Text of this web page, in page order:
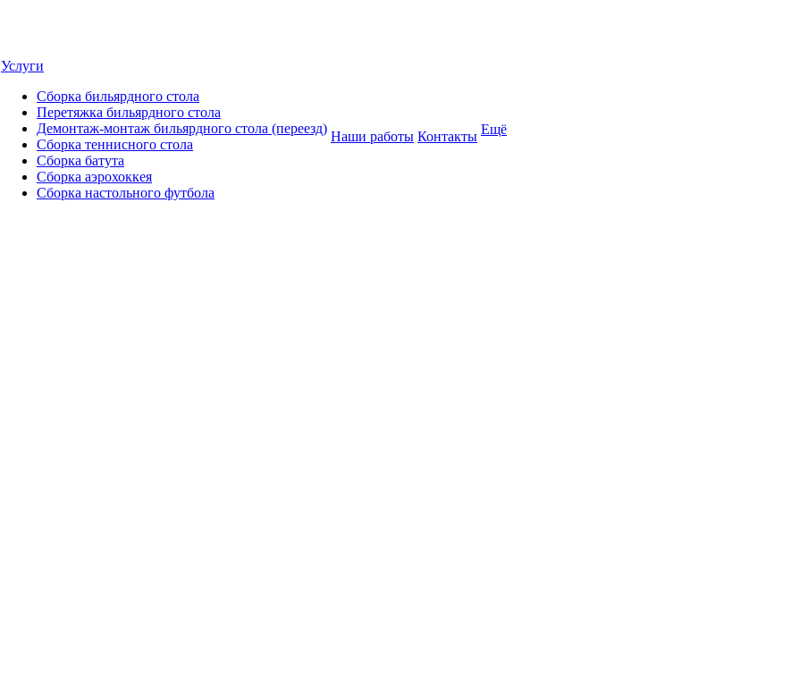
Услуги
Сборка бильярдного стола
Перетяжка бильярдного стола
Демонтаж-монтаж бильярдного стола (переезд)
Сборка теннисного стола
Сборка батута
Сборка аэрохоккея
Сборка настольного футбола
Наши работы Контакты Ещё